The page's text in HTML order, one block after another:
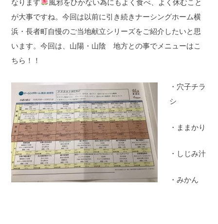
なります
風邪をひかない為にもよく食べ、よく休むこと
が大事ですね。今回は以前に引き続きナーシングホーム横
浜・長者町自慢のご当地献立シリーズをご紹介したいと思
います。今回は、山陽・山陰 地方との事でメニューはこ
ちら！！
・穴子チラ
シ
・ままかり
・しじみ汁
・みかん